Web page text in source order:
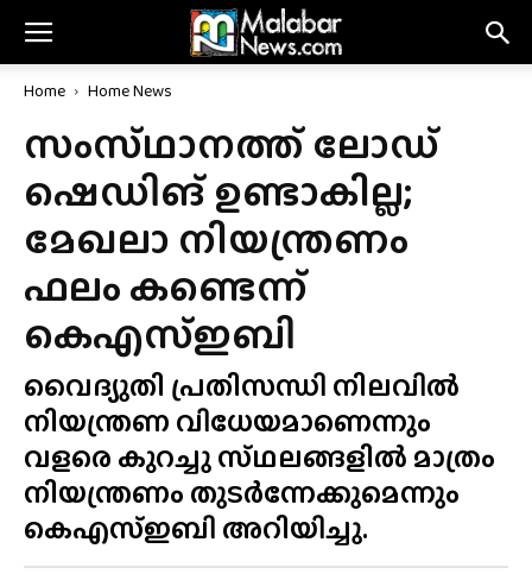
Home Home News
സംസ്‌ഥാനത്ത്‌ ലോഡ്
ഷെഡിങ് ഉണ്ടാകില്ല;
മേഖലാ നിയന്ത്രണം
ഫലം കണ്ടെന്ന്
കെഎസ്ഇബി
വൈദ്യുതി പ്രതിസന്ധി നിലവിൽ
നിയന്ത്രണ വിധേയമാണെന്നും
വളരെ കുറച്ചു സ്‌ഥലങ്ങളിൽ മാത്രം
നിയന്ത്രണം തുടർന്നേക്കുമെന്നും
കെഎസ്ഇബി അറിയിച്ചു.